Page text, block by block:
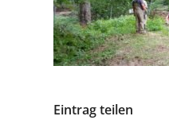
Eintrag teilen